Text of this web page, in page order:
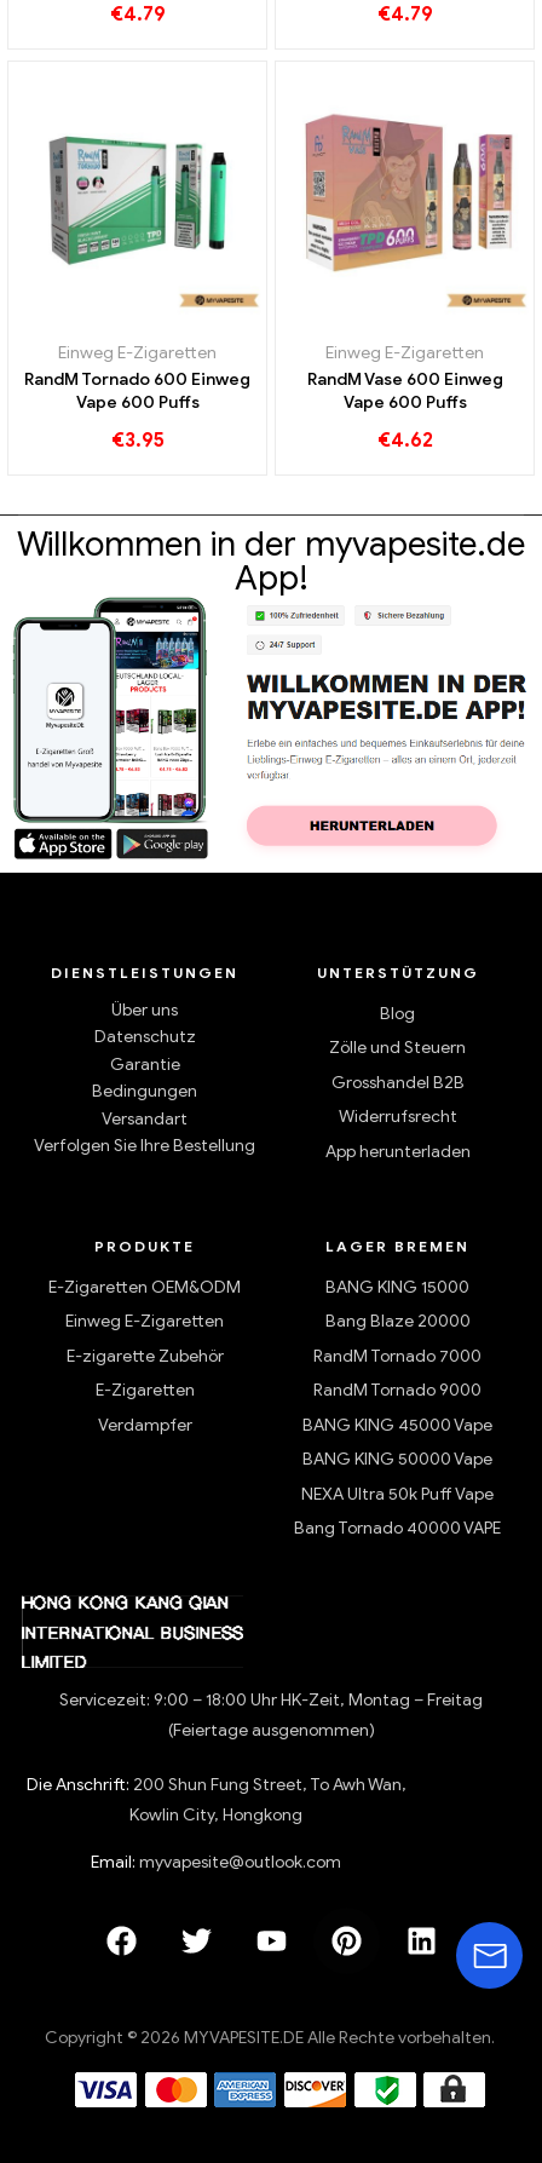
€4.79 €4.79
Einweg E-Zigaretten
RandM Tornado 600 Einweg
Vape 600 Puffs
€3.95
Einweg E-Zigaretten
RandM Vase 600 Einweg
Vape 600 Puffs
€4.62
Willkommen in der myvapesite.de
App!
DIENSTLEISTUNGEN
Über uns
Datenschutz
Garantie
Bedingungen
Versandart
Verfolgen Sie Ihre Bestellung
UNTERSTÜTZUNG
Blog
Zölle und Steuern
Grosshandel B2B
Widerrufsrecht
App herunterladen
PRODUKTE
E-Zigaretten OEM&ODM
Einweg E-Zigaretten
E-zigarette Zubehör
E-Zigaretten
Verdampfer
LAGER BREMEN
BANG KING 15000
Bang Blaze 20000
RandM Tornado 7000
RandM Tornado 9000
BANG KING 45000 Vape
BANG KING 50000 Vape
NEXA Ultra 50k Puff Vape
Bang Tornado 40000 VAPE
Servicezeit: 9:00 – 18:00 Uhr HK-Zeit, Montag – Freitag
(Feiertage ausgenommen)
Die Anschrift: 200 Shun Fung Street, To Awh Wan,
Kowlin City, Hongkong
Email: myvapesite@outlook.com
Copyright © 2026 MYVAPESITE.DE Alle Rechte vorbehalten.